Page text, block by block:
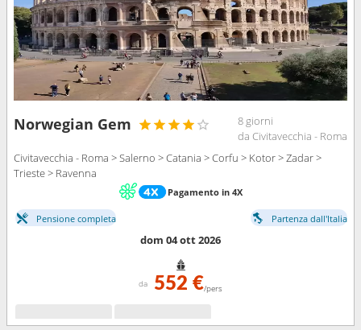
Norwegian Gem
8 giorni
da Civitavecchia - Roma
Civitavecchia - Roma > Salerno > Catania > Corfu > Kotor > Zadar >
Trieste > Ravenna
Pagamento in 4X
Pensione completa Partenza dall'Italia
dom 04 ott 2026
da 552 €/pers